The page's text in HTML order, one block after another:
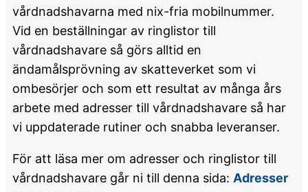
vårdnadshavarna med nix-fria mobilnummer.
Vid en beställningar av ringlistor till
vårdnadshavare så görs alltid en
ändamålsprövning av skatteverket som vi
ombesörjer och som ett resultat av många års
arbete med adresser till vårdnadshavare så har
vi uppdaterade rutiner och snabba leveranser.
För att läsa mer om adresser och ringlistor till
vårdnadshavare går ni till denna sida: Adresser